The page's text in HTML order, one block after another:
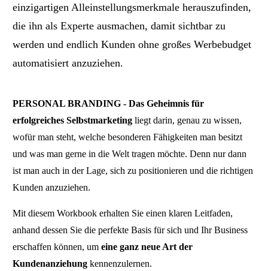
einzigartigen Alleinstellungsmerkmale herauszufinden,
die ihn als Experte ausmachen, damit sichtbar zu
werden und endlich Kunden ohne großes Werbebudget
automatisiert anzuziehen.
PERSONAL BRANDING - Das Geheimnis für
erfolgreiches Selbstmarketing liegt darin, genau zu wissen,
wofür man steht, welche besonderen Fähigkeiten man besitzt
und was man gerne in die Welt tragen möchte. Denn nur dann
ist man auch in der Lage, sich zu positionieren und die richtigen
Kunden anzuziehen.
Mit diesem Workbook erhalten Sie einen klaren Leitfaden,
anhand dessen Sie die perfekte Basis für sich und Ihr Business
erschaffen können, um eine ganz neue Art der
Kundenanziehung kennenzulernen.